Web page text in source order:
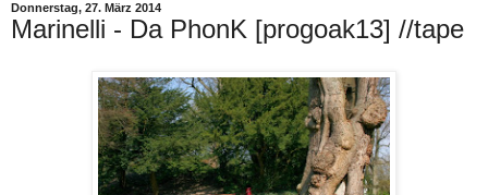
Donnerstag, 27. März 2014
Marinelli - Da PhonK [progoak13] //tape